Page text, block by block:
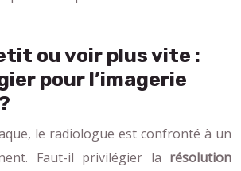
ou voir plus vite :
pour l’imagerie
le radiologue est confronté à un
Faut-il privilégier la résolution